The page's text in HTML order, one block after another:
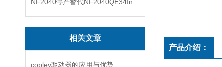
相关文章
copley驱动器的应用与优势
产品介绍：